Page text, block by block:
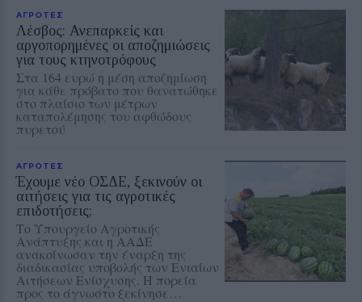
ΑΓΡΟΤΕΣ
Λέσβος: Ανεπαρκείς και
αργοπορημένες οι αποζημιώσεις
για τους κτηνοτρόφους
Στα 164 ευρώ η μέση αποζημίωση
για κάθε πρόβατο που θανατώθηκε
στο πλαίσιο των μέτρων
καταπολέμησης του αφθώδους
πυρετού
ΑΓΡΟΤΕΣ
Έχουμε νέο ΟΣΔΕ, ξεκινούν οι
αιτήσεις για τις αγροτικές
επιδοτήσεις;
Το Υπουργείο Αγροτικής
Ανάπτυξης και η ΑΑΔΕ
ανακοίνωσαν την έναρξη της
διαδικασίας υποβολής των Ενιαίων
Αιτήσεων Ενίσχυσης. Η πορεία
προς το άγνωστο ξεκίνησε…